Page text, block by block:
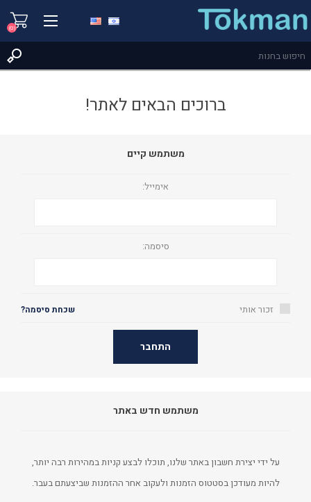
(0)
ברוכים הבאים לאתר!
משתמש קיים
אימייל:
סיסמה:
זכור אותי שכחת סיסמה?
התחבר
משתמש חדש באתר
על ידי יצירת חשבון באתר שלנו, תוכלו לבצע קניות במהירות רבה יותר,
להיות מעודכן בסטטוס הזמנות ולעקוב אחר ההזמנות שביצעתם בעבר.